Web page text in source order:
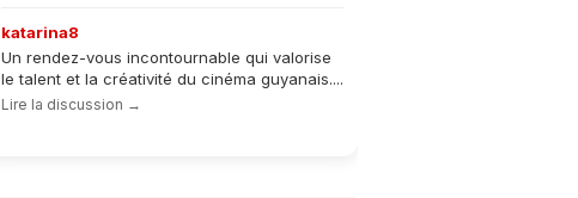
katarina8
Un rendez-vous incontournable qui valorise
le talent et la créativité du cinéma guyanais....
Lire la discussion →